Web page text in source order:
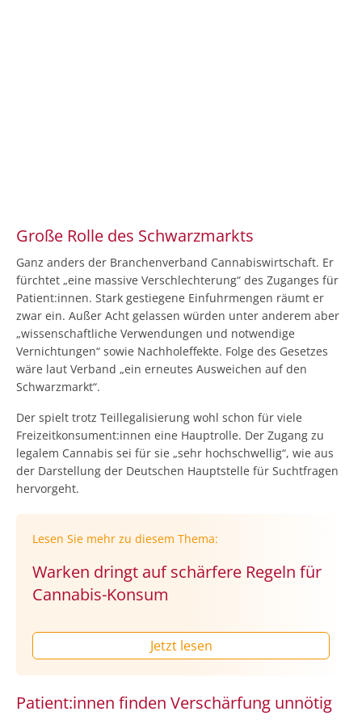
Große Rolle des Schwarzmarkts
Ganz anders der Branchenverband Cannabiswirtschaft. Er
fürchtet „eine massive Verschlechterung“ des Zuganges für
Patient:innen. Stark gestiegene Einfuhrmengen räumt er
zwar ein. Außer Acht gelassen würden unter anderem aber
„wissenschaftliche Verwendungen und notwendige
Vernichtungen“ sowie Nachholeffekte. Folge des Gesetzes
wäre laut Verband „ein erneutes Ausweichen auf den
Schwarzmarkt“.
Der spielt trotz Teillegalisierung wohl schon für viele
Freizeitkonsument:innen eine Hauptrolle. Der Zugang zu
legalem Cannabis sei für sie „sehr hochschwellig“, wie aus
der Darstellung der Deutschen Hauptstelle für Suchtfragen
hervorgeht.
Lesen Sie mehr zu diesem Thema:
Warken dringt auf schärfere Regeln für
Cannabis-Konsum
Jetzt lesen
Patient:innen finden Verschärfung unnötig